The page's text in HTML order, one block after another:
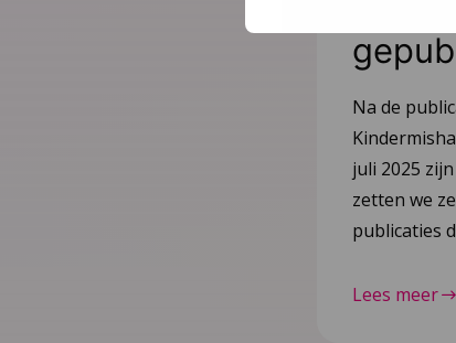
Na de
juli 2025
zetten we
publicaties
Lees meer